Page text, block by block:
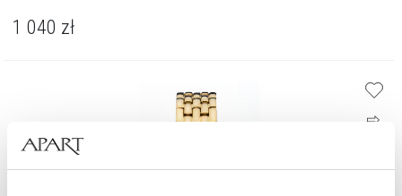
1 040 zł